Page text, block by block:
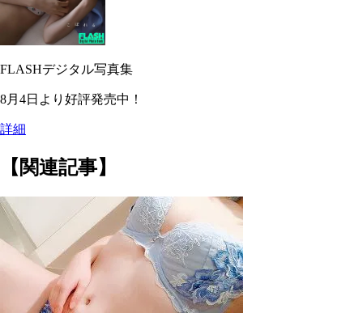
FLASHデジタル写真集
8月4日より好評発売中！
詳細
【関連記事】